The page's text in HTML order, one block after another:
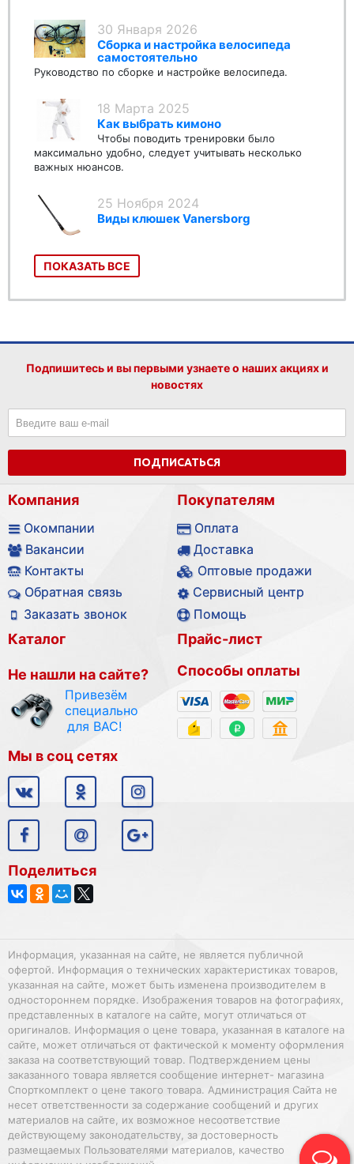
30 Января 2026
Сборка и настройка велосипеда
самостоятельно
Руководство по сборке и настройке велосипеда.
18 Марта 2025
Как выбрать кимоно
Чтобы поводить тренировки было
максимально удобно, следует учитывать несколько
важных нюансов.
25 Ноября 2024
Виды клюшек Vanersborg
ПОКАЗАТЬ ВСЕ
Подпишитесь и вы первыми узнаете о наших акциях и
новостях
ПОДПИСАТЬСЯ
Компания
Окомпании
Вакансии
Контакты
Обратная связь
Заказать звонок
Покупателям
Оплата
Доставка
Оптовые продажи
Сервисный центр
Помощь
Каталог
Не нашли на сайте?
Привезём
специально
для ВАС!
Прайс-лист
Способы оплаты
Мы в соц сетях
Поделиться
Информация, указанная на сайте, не является публичной
офертой. Информация о технических характеристиках товаров,
указанная на сайте, может быть изменена производителем в
одностороннем порядке. Изображения товаров на фотографиях,
представленных в каталоге на сайте, могут отличаться от
оригиналов. Информация о цене товара, указанная в каталоге на
сайте, может отличаться от фактической к моменту оформления
заказа на соответствующий товар. Подтверждением цены
заказанного товара является сообщение интернет- магазина
Спорткомплект о цене такого товара. Администрация Сайта не
несет ответственности за содержание сообщений и других
материалов на сайте, их возможное несоответствие
действующему законодательству, за достоверность
размещаемых Пользователями материалов, качество